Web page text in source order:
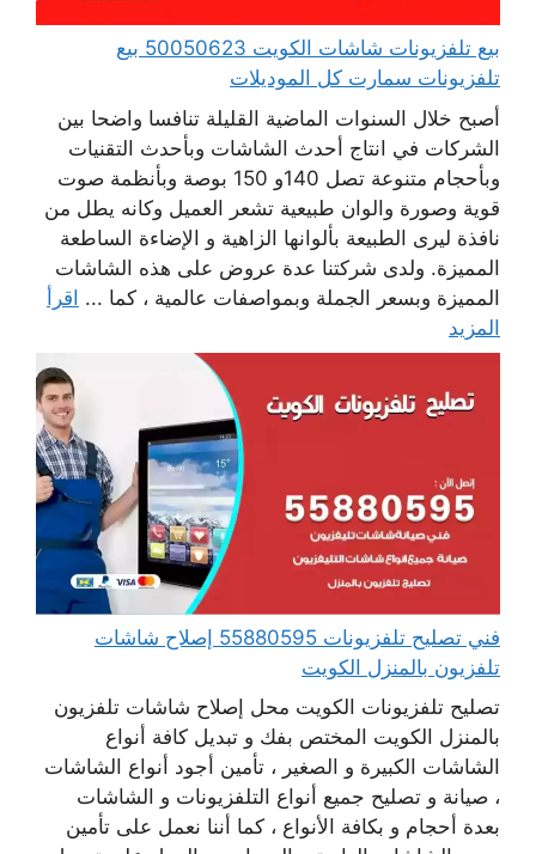
بيع تلفزيونات شاشات الكويت 50050623 بيع
تلفزيونات سمارت كل الموديلات
أصبح خلال السنوات الماضية القليلة تنافسا واضحا بين
الشركات في انتاج أحدث الشاشات وبأحدث التقنيات
وبأحجام متنوعة تصل 140و 150 بوصة وبأنظمة صوت
قوية وصورة والوان طبيعية تشعر العميل وكانه يطل من
نافذة ليرى الطبيعة بألوانها الزاهية و الإضاءة الساطعة
المميزة. ولدى شركتنا عدة عروض على هذه الشاشات
المميزة وبسعر الجملة وبمواصفات عالمية ، كما ... اقرأ
المزيد
فني تصليح تلفزيونات 55880595 إصلاح شاشات
تلفزيون بالمنزل الكويت
تصليح تلفزيونات الكويت محل إصلاح شاشات تلفزيون
بالمنزل الكويت المختص بفك و تبديل كافة أنواع
الشاشات الكبيرة و الصغير ، تأمين أجود أنواع الشاشات
، صيانة و تصليح جميع أنواع التلفزيونات و الشاشات
بعدة أحجام و بكافة الأنواع ، كما أننا نعمل على تأمين